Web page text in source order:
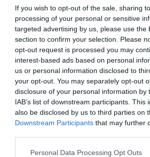
If you wish to opt-out of the sale, sharing
processing of your personal or sensitive
targeted advertising by us, please use the
section to confirm your selection. Please
opt-out request is processed you may
interest-based ads based on personal
us or personal information disclosed to
your opt-out. You may separately opt-out
disclosure of your personal information by
IAB’s list of downstream participants. This
also be disclosed by us to third parties on
Downstream Participants that may further
Personal Data Processing Opt Outs
relier le Royaume à 14 pays européens
@ NDRa commenté l'article :
Il s’est masturbé sur une passagère
de prison et interdiction de séjour en